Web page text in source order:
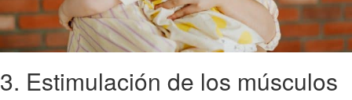
3. Estimulación de los músculos